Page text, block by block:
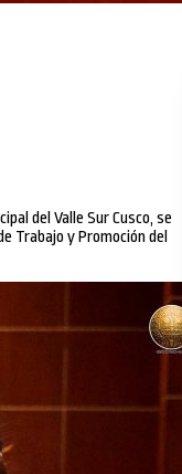
del Valle Sur Cusco, se
Trabajo y Promoción del